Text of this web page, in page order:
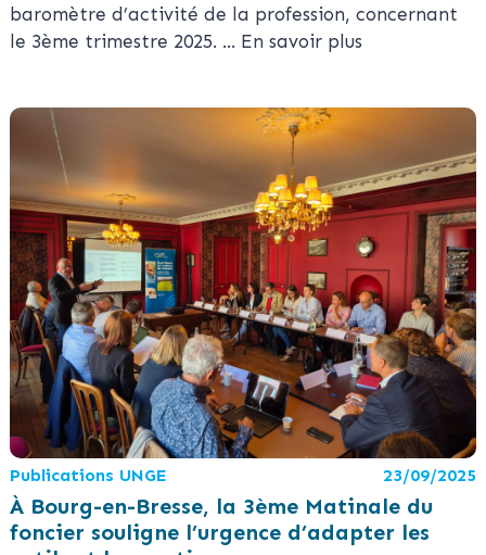
baromètre d’activité de la profession, concernant
le 3ème trimestre 2025. ... En savoir plus
Publications UNGE 23/09/2025
À Bourg-en-Bresse, la 3ème Matinale du
foncier souligne l’urgence d’adapter les